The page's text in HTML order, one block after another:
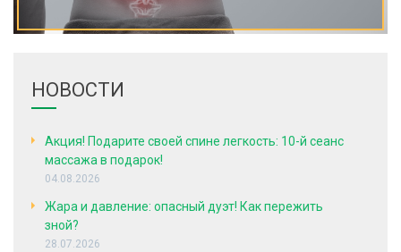
НОВОСТИ
Акция! Подарите своей спине легкость: 10-й сеанс
массажа в подарок!
04.08.2026
Жара и давление: опасный дуэт! Как пережить
зной?
28.07.2026